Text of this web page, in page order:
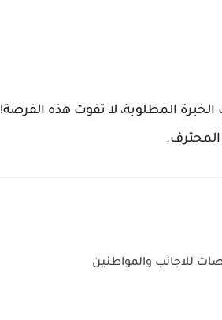
المطلوبة، لا تفوت هذه الفرصة!